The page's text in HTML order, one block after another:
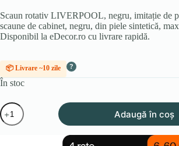
Scaun rotativ LIVERPOOL, negru, imitație de
scaune de cabinet, negru, din piele sintetică,
Disponibil la eDecor.ro cu livrare rapidă.
📦 Livrare ~10 zile ?
În stoc
Cantitate
Scaun
rotativ
Adaugă în coș